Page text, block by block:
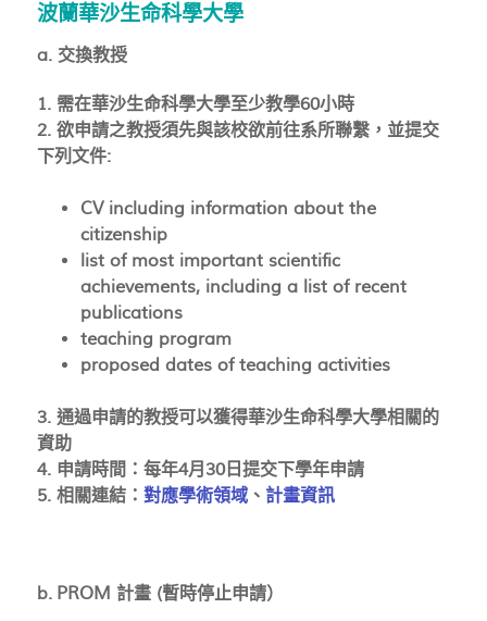
波蘭華沙生命科學大學
a. 交換教授
1. 需在華沙生命科學大學至少教學60小時
2. 欲申請之教授須先與該校欲前往系所聯繫，並提交
下列文件:
CV including information about the
citizenship
list of most important scientific
achievements, including a list of recent
publications
teaching program
proposed dates of teaching activities
3. 通過申請的教授可以獲得華沙生命科學大學相關的
資助
4. 申請時間：每年4月30日提交下學年申請
5. 相關連結： 對應學術領域 、 計畫資訊
b. PROM 計畫 (暫時停止申請）